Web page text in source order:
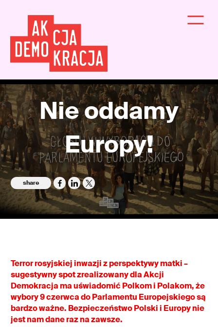
Nie oddamy
Europy!
share
Terror rosyjskiej inwazji z perspektywy matki –
sugestywny spot zrealizowany dla Akcji
Demokracja ma uświadomić Polkom i Polakom, że
wybory 9 czerwca do Parlamentu Europejskiego są
bardzo ważne. Bezpieczeństwo Polski i Europy nie
jest nam dane raz na zawsze.